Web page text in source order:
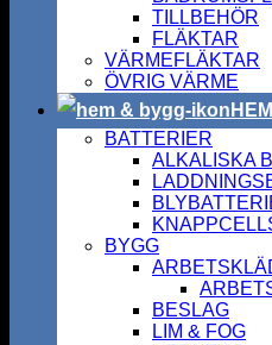
TILLBEHÖR
FLÄKTAR
VÄRMEFLÄKTAR
ÖVRIG VÄRME
BATTERIER
ALKALISKA
BYGG
BESLAG
LIM & FOG